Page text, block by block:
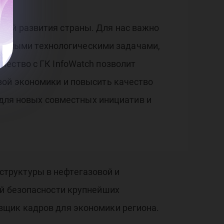
развития страны. Для нас важно
технологическими задачами,
с ГК InfoWatch позволит
экономики и повысить качество
новых совместных инициатив и
в нефтегазовой и
безопасности крупнейших
кадров для экономики региона.